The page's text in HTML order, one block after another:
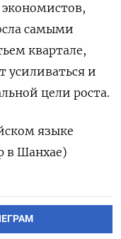
самыми
квартале,
усиливаться и
цели роста.
языке
в Шанхае)